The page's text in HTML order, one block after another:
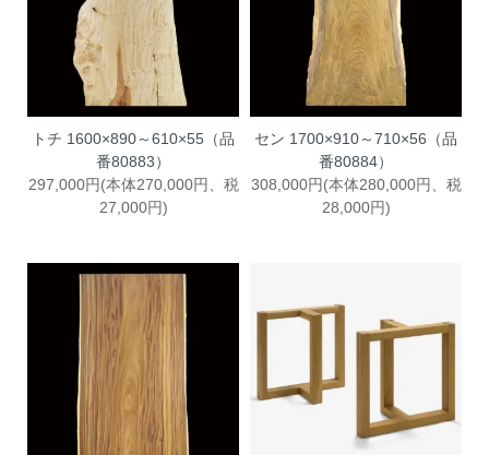
トチ 1600×890～610×55（品
番80883）
297,000円(本体270,000円、税
27,000円)
セン 1700×910～710×56（品
番80884）
308,000円(本体280,000円、税
28,000円)